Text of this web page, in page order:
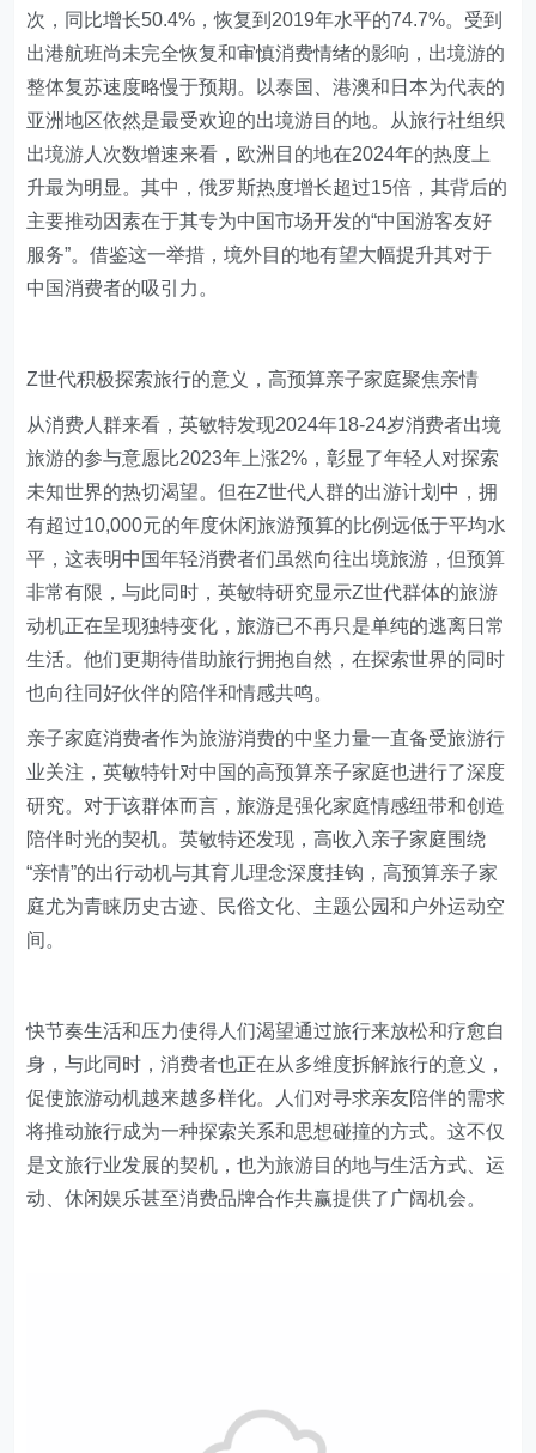
次，同比增长50.4%，恢复到2019年水平的74.7%。受到
出港航班尚未完全恢复和审慎消费情绪的影响，出境游的
整体复苏速度略慢于预期。以泰国、港澳和日本为代表的
亚洲地区依然是最受欢迎的出境游目的地。从旅行社组织
出境游人次数增速来看，欧洲目的地在2024年的热度上
升最为明显。其中，俄罗斯热度增长超过15倍，其背后的
主要推动因素在于其专为中国市场开发的“中国游客友好
服务”。借鉴这一举措，境外目的地有望大幅提升其对于
中国消费者的吸引力。
Z世代积极探索旅行的意义，高预算亲子家庭聚焦亲情
从消费人群来看，英敏特发现2024年18-24岁消费者出境
旅游的参与意愿比2023年上涨2%，彰显了年轻人对探索
未知世界的热切渴望。但在Z世代人群的出游计划中，拥
有超过10,000元的年度休闲旅游预算的比例远低于平均水
平，这表明中国年轻消费者们虽然向往出境旅游，但预算
非常有限，与此同时，英敏特研究显示Z世代群体的旅游
动机正在呈现独特变化，旅游已不再只是单纯的逃离日常
生活。他们更期待借助旅行拥抱自然，在探索世界的同时
也向往同好伙伴的陪伴和情感共鸣。
亲子家庭消费者作为旅游消费的中坚力量一直备受旅游行
业关注，英敏特针对中国的高预算亲子家庭也进行了深度
研究。对于该群体而言，旅游是强化家庭情感纽带和创造
陪伴时光的契机。英敏特还发现，高收入亲子家庭围绕
“亲情”的出行动机与其育儿理念深度挂钩，高预算亲子家
庭尤为青睐历史古迹、民俗文化、主题公园和户外运动空
间。
快节奏生活和压力使得人们渴望通过旅行来放松和疗愈自
身，与此同时，消费者也正在从多维度拆解旅行的意义，
促使旅游动机越来越多样化。人们对寻求亲友陪伴的需求
将推动旅行成为一种探索关系和思想碰撞的方式。这不仅
是文旅行业发展的契机，也为旅游目的地与生活方式、运
动、休闲娱乐甚至消费品牌合作共赢提供了广阔机会。